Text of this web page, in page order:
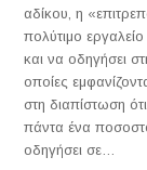
αδίκου, η
πολύτιμο
και να οδηγήσει
οποίες
στη διαπίστωση
πάντα ένα
οδηγήσει σε…